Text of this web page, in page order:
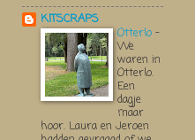
KITSCRAPS
Otterlo -
We
waren in
Otterlo.
Een
dagje
maar
hoor. Laura en Jeroen